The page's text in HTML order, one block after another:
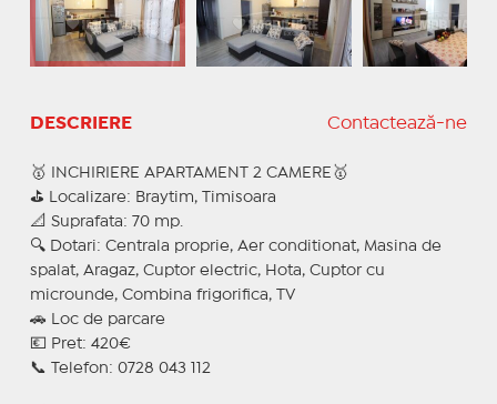
DESCRIERE Contactează-ne
🥇 INCHIRIERE APARTAMENT 2 CAMERE🥇
⛳ Localizare: Braytim, Timisoara
📐 Suprafata: 70 mp.
🔍 Dotari: Centrala proprie, Aer conditionat, Masina de
spalat, Aragaz, Cuptor electric, Hota, Cuptor cu
microunde, Combina frigorifica, TV
🚗 Loc de parcare
💶 Pret: 420€
📞 Telefon: 0728 043 112